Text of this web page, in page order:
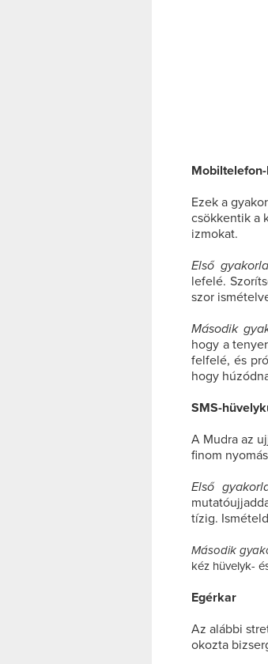
Ezek a
csökkentik a
izmokat.
Első
lefelé.
szor
Második
hogy a
felfelé, és
hogy
SMS-
A Mudra az
finom
Első
tízig.
Második
kéz hüvelyk-
Egérkar
Az alábbi
okozta